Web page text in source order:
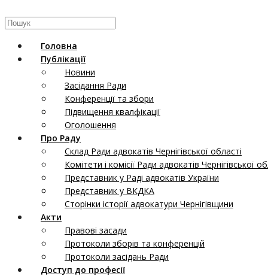
Головна
Публікації
Новини
Засідання Ради
Конференції та збори
Підвищення квалфікації
Оголошення
Про Раду
Склад Ради адвокатів Чернігівської області
Комітети і комісії Ради адвокатів Чернігівської
Представник у Раді адвокатів України
Представник у ВКДКА
Сторінки історії адвокатури Чернігівщини
Акти
Правові засади
Протоколи зборів та конференцій
Протоколи засідань Ради
Доступ до професії